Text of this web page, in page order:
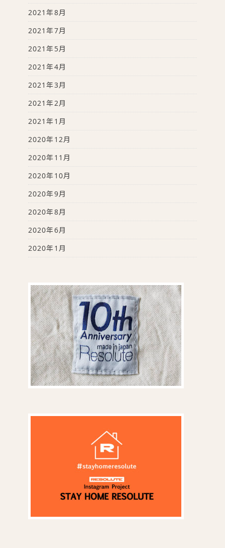
2021年8月
2021年7月
2021年5月
2021年4月
2021年3月
2021年2月
2021年1月
2020年12月
2020年11月
2020年10月
2020年9月
2020年8月
2020年6月
2020年1月